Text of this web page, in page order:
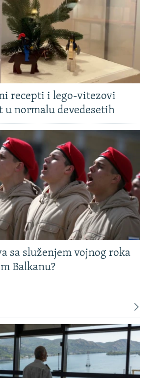
recepti i lego-vitezovi
u normalu devedesetih
sa služenjem vojnog roka
Balkanu?